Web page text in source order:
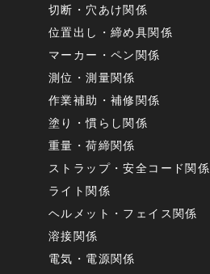
切断・穴あけ関係
位置出し・締め具関係
マーカー・ペン関係
測位・測量関係
作業補助・補修関係
塗り・慣らし関係
重量・荷締関係
ストラップ・安全コード関係
ライト関係
ヘルメット・フェイス関係
溶接関係
電気・電源関係